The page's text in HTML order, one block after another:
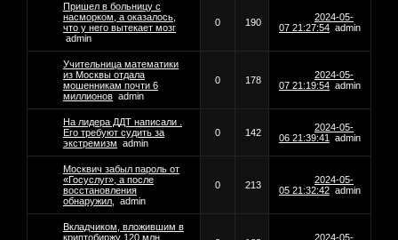
Пришел в больницу с
насморком, а оказалось,
что у него вытекает мозг
admin
0 190
2024-05-
07 21:27:54 admin
Учительница математики
из Москвы отдала
мошенникам почти 6
миллионов admin
0 178
2024-05-
07 21:19:54 admin
На лидера ДДТ написали .
Его требуют судить за
экстремизм admin
0 142
2024-05-
06 21:39:41
admin
Москвич забыл пароль от
«Госуслуг», а после
восстановления
обнаружил,
admin
0 213
2024-05-
05 21:32:42 admin
Вкладчиком, вложившим в
криптобиржу 120 млн
2024-05-